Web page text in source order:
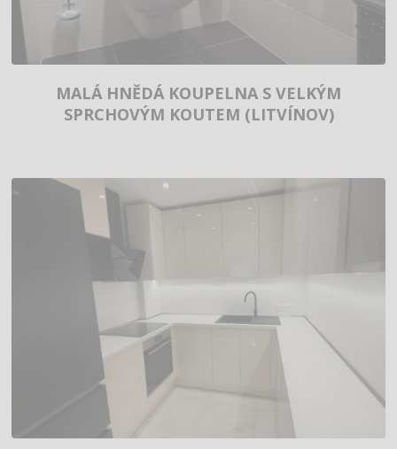
MALÁ HNĚDÁ KOUPELNA S VELKÝM
SPRCHOVÝM KOUTEM (LITVÍNOV)